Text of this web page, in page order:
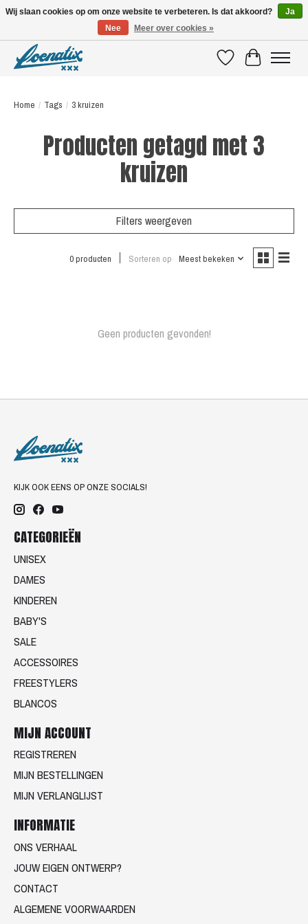
VerlanglijstWinkelwagen
Home / Tags / 3 kruizen
Producten getagd met 3
kruizen
Filters weergeven
0 producten Sorteren op Meest bekeken
Geen producten gevonden!
KIJK OOK EENS OP ONZE SOCIALS!
CATEGORIEËN
UNISEX
DAMES
KINDEREN
BABY'S
SALE
ACCESSOIRES
FREESTYLERS
BLANCOS
MIJN ACCOUNT
REGISTREREN
MIJN BESTELLINGEN
MIJN VERLANGLIJST
INFORMATIE
ONS VERHAAL
JOUW EIGEN ONTWERP?
CONTACT
ALGEMENE VOORWAARDEN
Wij slaan cookies op om onze website te verbeteren. Is dat akkoord?
Ja
Nee
Meer over cookies »